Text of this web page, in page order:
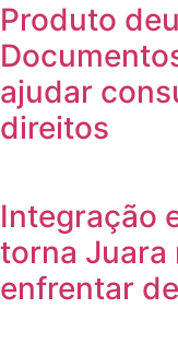
Produto
ajudar
direitos
Integração
torna Juara
enfrentar